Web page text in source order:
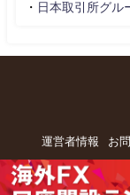
・ 日本取引所グル
運営者情報 お
海